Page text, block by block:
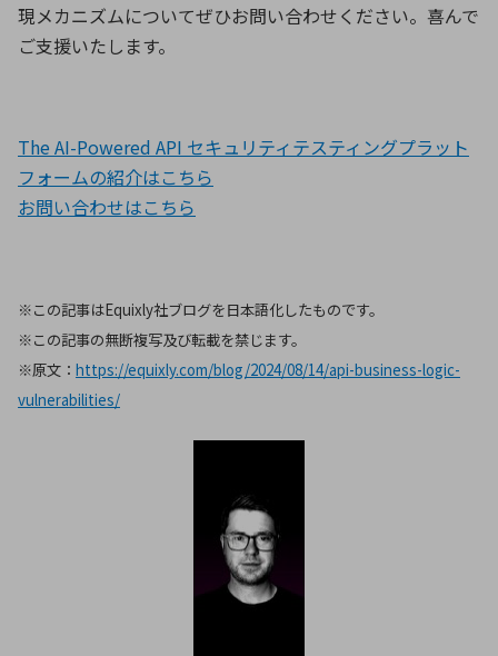
現メカニズムについてぜひお問い合わせください。喜んで
ご支援いたします。
The AI-Powered API セキュリティテスティングプラット
フォームの紹介はこちら
お問い合わせはこちら
※この記事はEquixly社ブログを日本語化したものです。
※この記事の無断複写及び転載を禁じます。
※原文： https://equixly.com/blog/2024/08/14/api-business-logic-
vulnerabilities/